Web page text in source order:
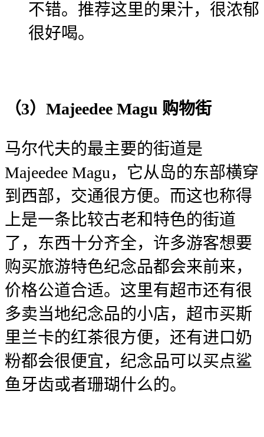
不错。推荐这里的果汁，很浓郁
很好喝。
（3）Majeedee Magu 购物街
马尔代夫的最主要的街道是
Majeedee Magu，它从岛的东部横穿
到西部，交通很方便。而这也称得
上是一条比较古老和特色的街道
了，东西十分齐全，许多游客想要
购买旅游特色纪念品都会来前来，
价格公道合适。这里有超市还有很
多卖当地纪念品的小店，超市买斯
里兰卡的红茶很方便，还有进口奶
粉都会很便宜，纪念品可以买点鲨
鱼牙齿或者珊瑚什么的。